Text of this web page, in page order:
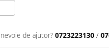
de ajutor? 0723223130 /